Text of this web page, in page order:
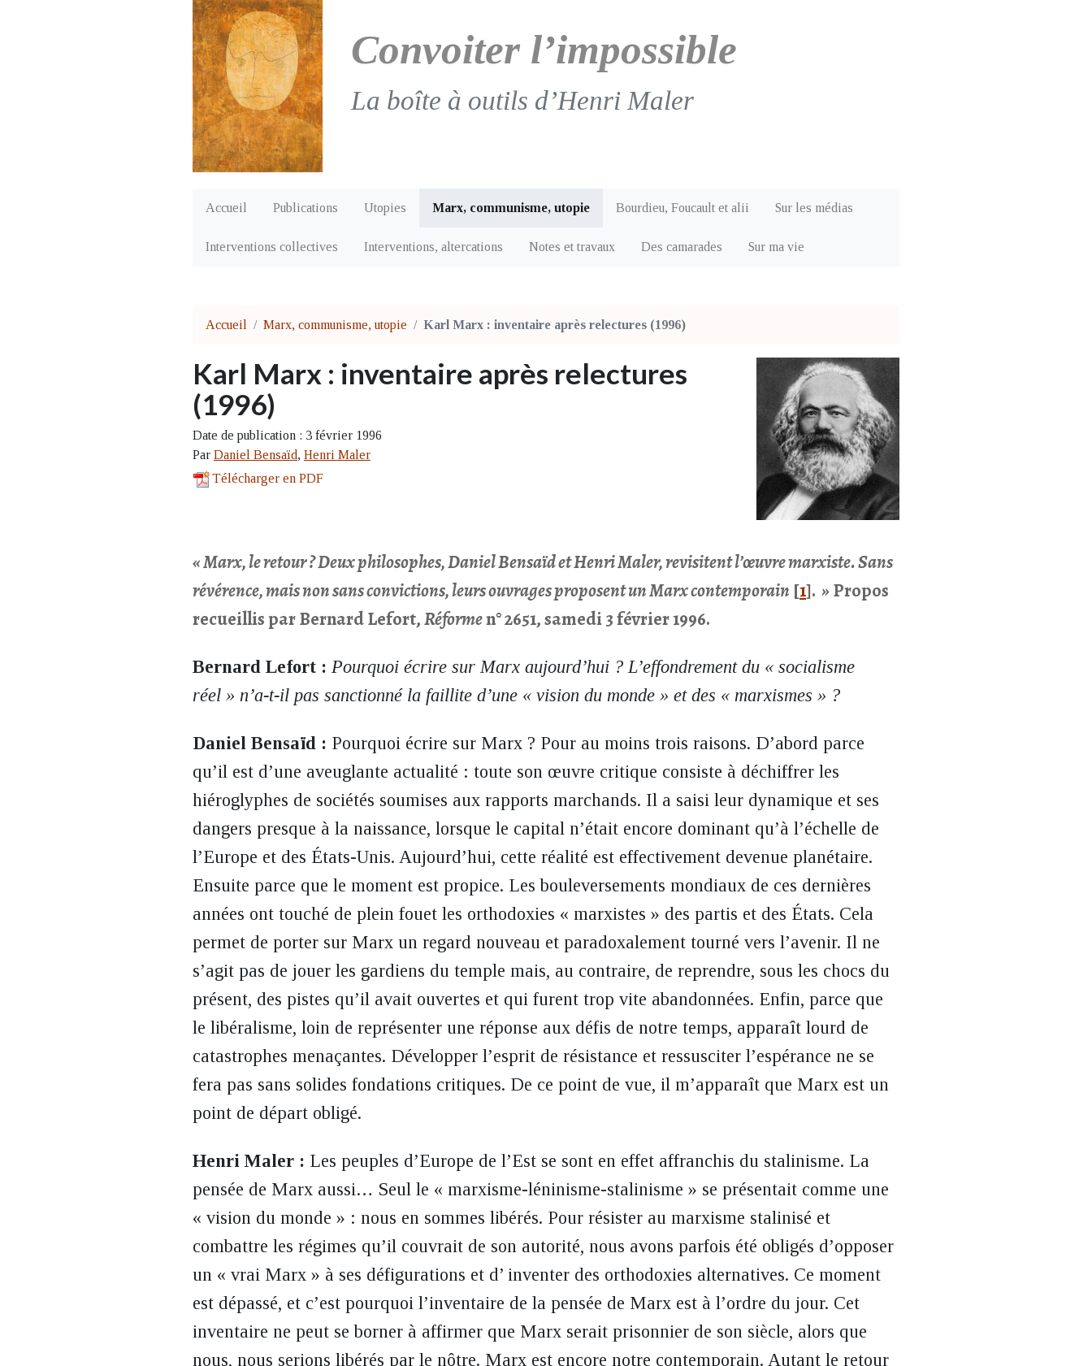
Convoiter l’impossible
La boîte à outils d’Henri Maler
Accueil Publications Utopies Marx, communisme, utopie Bourdieu, Foucault et alii Sur les médias
Interventions collectives Interventions, altercations Notes et travaux Des camarades Sur ma vie
Accueil Marx, communisme, utopie Karl Marx : inventaire après relectures (1996)
Karl Marx : inventaire après relectures
(1996)
Date de publication : 3 février 1996
Par Daniel Bensaïd, Henri Maler
Télécharger en PDF
« Marx, le retour ? Deux philosophes, Daniel Bensaïd et Henri Maler, revisitent l’œuvre marxiste. Sans
révérence, mais non sans convictions, leurs ouvrages proposent un Marx contemporain [1]. »Propos
recueillis par Bernard Lefort,Réformen° 2651, samedi 3 février 1996.
Bernard Lefort : Pourquoi écrire sur Marx aujourd’hui ? L’effondrement du « socialisme
réel » n’a-t-il pas sanctionné la faillite d’une « vision du monde » et des « marxismes » ?
Daniel Bensaïd : Pourquoi écrire sur Marx ? Pour au moins trois raisons. D’abord parce
qu’il est d’une aveuglante actualité : toute son œuvre critique consiste à déchiffrer les
hiéroglyphes de sociétés soumises aux rapports marchands. Il a saisi leur dynamique et ses
dangers presque à la naissance, lorsque le capital n’était encore dominant qu’à l’échelle de
l’Europe et des États-Unis. Aujourd’hui, cette réalité est effectivement devenue planétaire.
Ensuite parce que le moment est propice. Les bouleversements mondiaux de ces dernières
années ont touché de plein fouet les orthodoxies « marxistes » des partis et des États. Cela
permet de porter sur Marx un regard nouveau et paradoxalement tourné vers l’avenir. Il ne
s’agit pas de jouer les gardiens du temple mais, au contraire, de reprendre, sous les chocs du
présent, des pistes qu’il avait ouvertes et qui furent trop vite abandonnées. Enfin, parce que
le libéralisme, loin de représenter une réponse aux défis de notre temps, apparaît lourd de
catastrophes menaçantes. Développer l’esprit de résistance et ressusciter l’espérance ne se
fera pas sans solides fondations critiques. De ce point de vue, il m’apparaît que Marx est un
point de départ obligé.
Henri Maler : Les peuples d’Europe de l’Est se sont en effet affranchis du stalinisme. La
pensée de Marx aussi… Seul le « marxisme-léninisme-stalinisme » se présentait comme une
« vision du monde » : nous en sommes libérés. Pour résister au marxisme stalinisé et
combattre les régimes qu’il couvrait de son autorité, nous avons parfois été obligés d’opposer
un « vrai Marx » à ses défigurations et d’ inventer des orthodoxies alternatives. Ce moment
est dépassé, et c’est pourquoi l’inventaire de la pensée de Marx est à l’ordre du jour. Cet
inventaire ne peut se borner à affirmer que Marx serait prisonnier de son siècle, alors que
nous, nous serions libérés par le nôtre. Marx est encore notre contemporain. Autant le retour